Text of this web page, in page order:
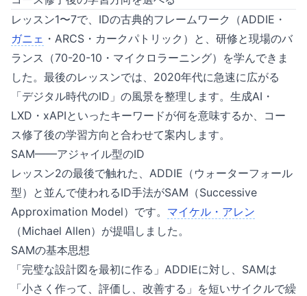
レッスン1〜7で、IDの古典的フレームワーク（ADDIE・
ガニェ ・ARCS・カークパトリック）と、研修と現場のバ
ランス（70-20-10・マイクロラーニング）を学んできま
した。最後のレッスンでは、2020年代に急速に広がる
「デジタル時代のID」の風景を整理します。生成AI・
LXD・xAPIといったキーワードが何を意味するか、コー
ス修了後の学習方向と合わせて案内します。
SAM——アジャイル型のID
レッスン2の最後で触れた、ADDIE（ウォーターフォール
型）と並んで使われるID手法がSAM（Successive
Approximation Model）です。 マイケル・アレン
（Michael Allen）が提唱しました。
SAMの基本思想
「完璧な設計図を最初に作る」ADDIEに対し、SAMは
「小さく作って、評価し、改善する」を短いサイクルで繰